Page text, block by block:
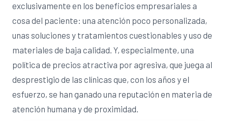
exclusivamente en los beneficios empresariales a
cosa del paciente: una atención poco personalizada,
unas soluciones y tratamientos cuestionables y uso de
materiales de baja calidad. Y, especialmente, una
política de precios atractiva por agresiva, que juega al
desprestigio de las clínicas que, con los años y el
esfuerzo, se han ganado una reputación en materia de
atención humana y de proximidad.